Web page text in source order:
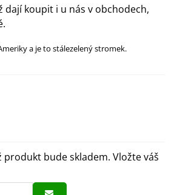
dají koupit i u nás v obchodech,
a je to stálezelený stromek.
produkt bude skladem. Vložte váš